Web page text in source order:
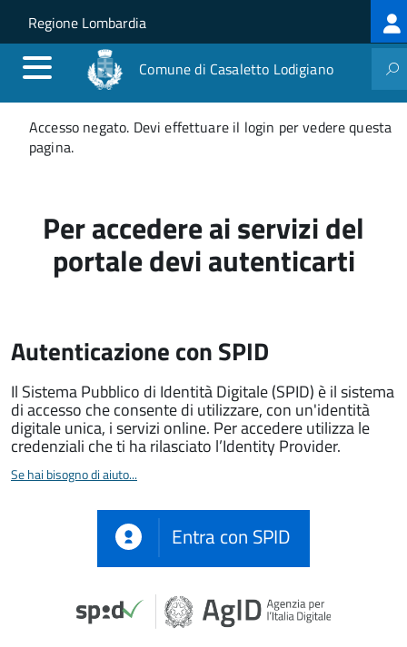
Salta al contenuto principale
Skip to site navigation
Regione Lombardia
Comune di Casaletto Lodigiano
Messaggio
di
Accesso negato. Devi effettuare il login per vedere questa
pagina.
Per accedere ai servizi del
portale devi autenticarti
Autenticazione con SPID
Il Sistema Pubblico di Identità Digitale (SPID) è il sistema
di accesso che consente di utilizzare, con un'identità
digitale unica, i servizi online. Per accedere utilizza le
credenziali che ti ha rilasciato l’Identity Provider.
Se hai bisogno di aiuto...
Entra con SPID